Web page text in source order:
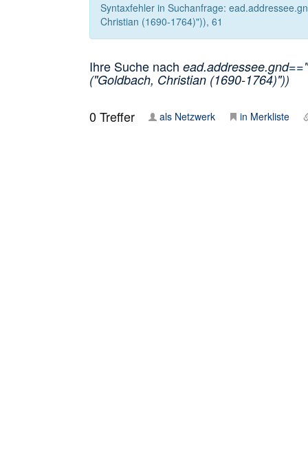
Syntaxfehler in Suchanfrage:
Christian (1690-1764)")), 61
Ihre Suche nach
("Goldbach, Christian (1690-1764)"))
0Treffer als Netzwerk in Merkliste